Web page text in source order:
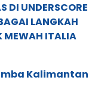
DI UNDERSCORE
LANGKAH
MEWAH ITALIA
Kalimantan